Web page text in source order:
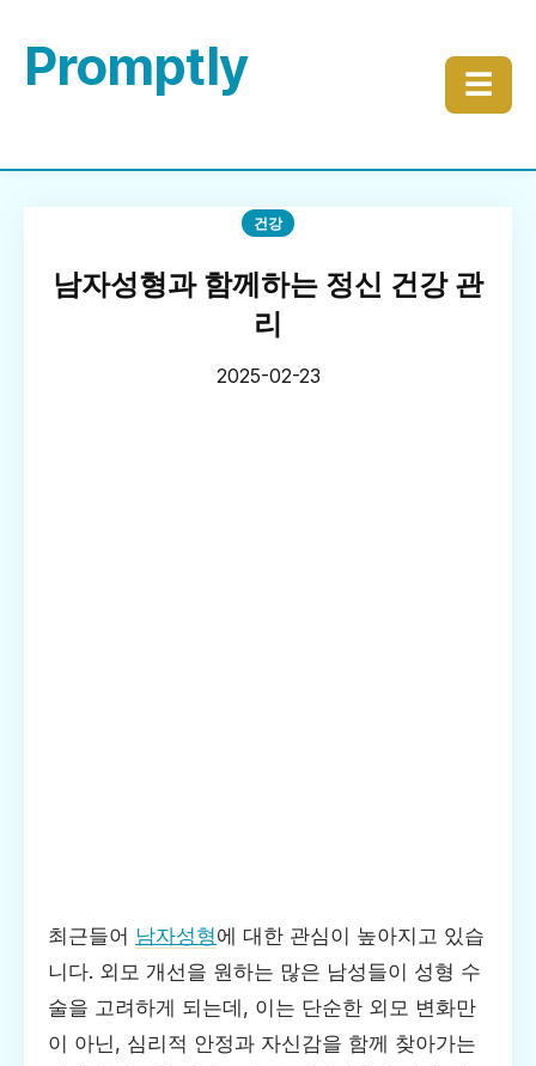
Promptly ☰
건강
남자성형과 함께하는 정신 건강 관
리
2025-02-23
최근들어 남자성형에 대한 관심이 높아지고 있습
니다. 외모 개선을 원하는 많은 남성들이 성형 수
술을 고려하게 되는데, 이는 단순한 외모 변화만
이 아닌, 심리적 안정과 자신감을 함께 찾아가는